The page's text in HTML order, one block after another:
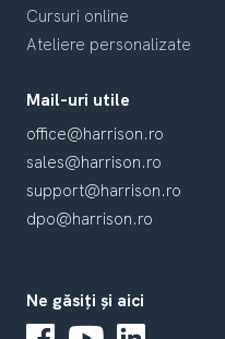
Cursuri online
Ateliere personalizate
Ne găsiți și aici
Mail-uri utile
office@harrison.ro
sales@harrison.ro
support@harrison.ro
dpo@harrison.ro